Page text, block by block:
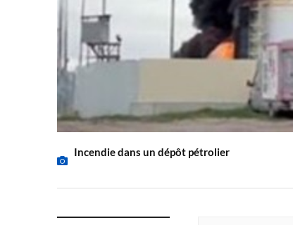
Incendie dans un dépôt pétrolier